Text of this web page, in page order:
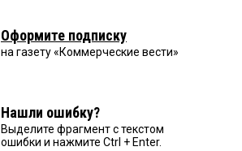
Оформите подписку
на газету «Коммерческие вести»
Нашли ошибку?
Выделите фрагмент с текстом
ошибки и нажмите Ctrl + Enter.